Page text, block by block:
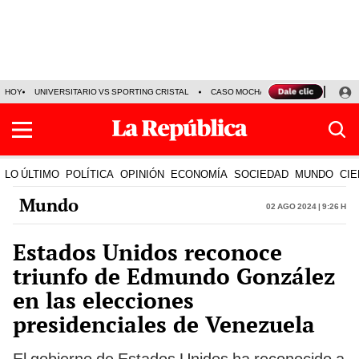
HOY UNIVERSITARIO VS SPORTING CRISTAL CASO MOCHASUELDOS
LO ÚLTIMO POLÍTICA OPINIÓN ECONOMÍA SOCIEDAD MUNDO
Mundo 02 Ago 2024 | 9:26 h
Estados Unidos reconoce
triunfo de Edmundo González
en las elecciones
presidenciales de Venezuela